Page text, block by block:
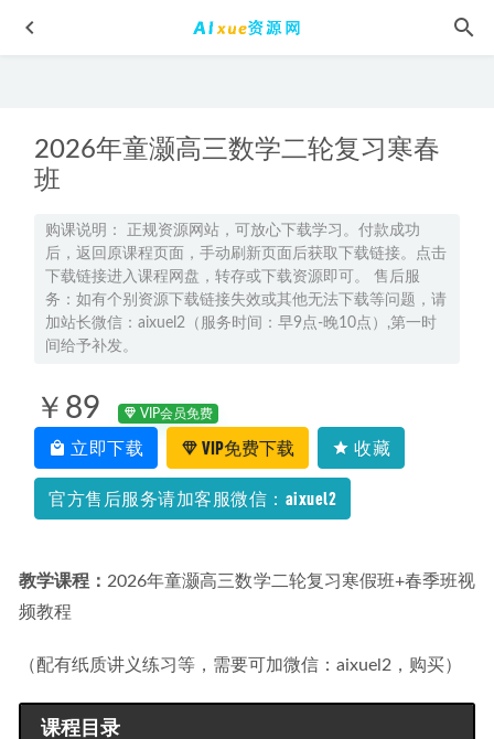
2026年童灏高三数学二轮复习寒春
班
购课说明： 正规资源网站，可放心下载学习。付款成功
后，返回原课程页面，手动刷新页面后获取下载链接。点击
下载链接进入课程网盘，转存或下载资源即可。 售后服
务：如有个别资源下载链接失效或其他无法下载等问题，请
加站长微信：aixuel2（服务时间：早9点-晚10点）,第一时
间给予补发。
￥89 VIP会员免费
立即下载 VIP免费下载 收藏
官方售后服务请加客服微信：aixuel2
教学课程： 2026年童灏高三数学二轮复习寒假班+春季班视
频教程
（配有纸质讲义练习等，需要可加微信：aixuel2，购买）
课程目录
德云社郭德纲精品相声大全有声MP3百度网盘打包下载 2022-
04-29
学魁榜高中历史教学课程高考历史学习资料课程,20.51G百度
网盘资源打包下载
2025年高三英语二轮复习网课春季班
2026凉学长高三数学三轮系统班视频教程 2026-03-26